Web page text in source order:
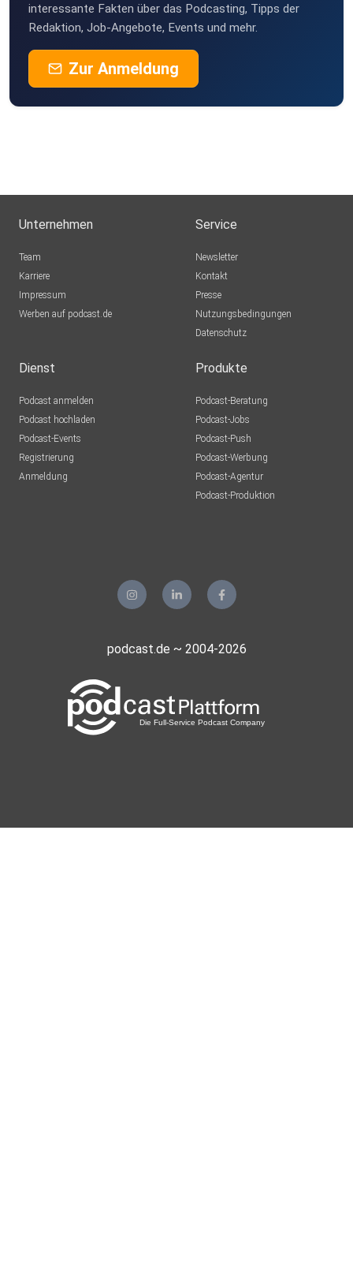
https://www.bamberg.info/bier/
https://books.google.de/books?
00_Uni_Bonn_Welche_Mutter_toten_ihre_Kinder.pdf?i=1
https://www.focus.de/politik/deutschland/der-fall-tobias-
Buchempfehlung: Wiese, Annegret (1996): Mütter, die
töten:
Psychoanalytische Erkentnisse und forensische Wahrheit
interessante Fakten über das Podcasting, Tipps der
Redaktion, Job-Angebote, Events und mehr.
Zur Anmeldung
Unternehmen
Team
Karriere
Impressum
Werben auf podcast.de
Service
Newsletter
Kontakt
Presse
Nutzungsbedingungen
Datenschutz
Dienst
Podcast anmelden
Podcast hochladen
Podcast-Events
Registrierung
Anmeldung
Produkte
Podcast-Beratung
Podcast-Jobs
Podcast-Push
Podcast-Werbung
Podcast-Agentur
Podcast-Produktion
podcast.de ~ 2004-2026